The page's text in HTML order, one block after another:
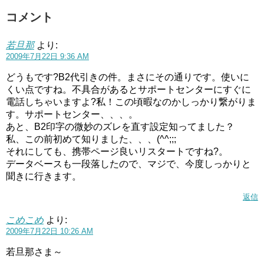
コメント
若旦那 より:
2009年7月22日 9:36 AM
どうもです?B2代引きの件。まさにその通りです。使いに
くい点ですね。不具合があるとサポートセンターにすぐに
電話しちゃいますよ?私！この頃暇なのかしっかり繋がりま
す。サポートセンター、、、。
あと、B2印字の微妙のズレを直す設定知ってました？
私、この前初めて知りました、、、(^^;;;
それにしても、携帯ページ良いリスタートですね?。
データベースも一段落したので、マジで、今度しっかりと
聞きに行きます。
返信
こめこめ より:
2009年7月22日 10:26 AM
若旦那さま～